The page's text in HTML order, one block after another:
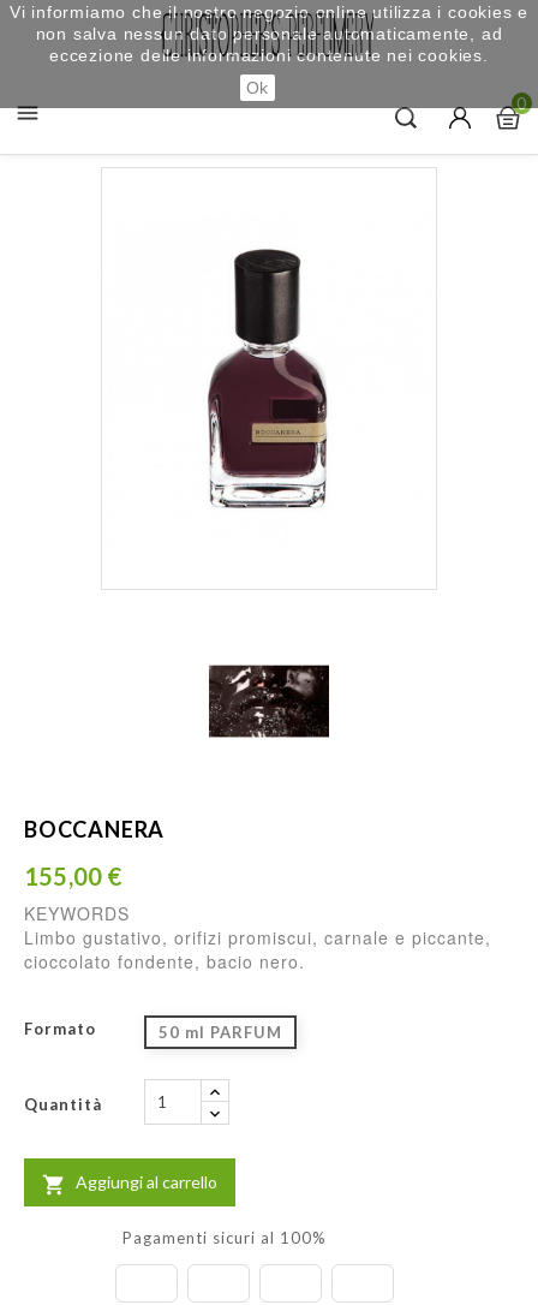
 0
BOCCANERA
155,00 €
KEYWORDS
Limbo gustativo, orifizi promiscui, carnale e piccante,
cioccolato fondente, bacio nero.
Formato 50 ml PARFUM
Quantità
 Aggiungi al carrello
Pagamenti sicuri al 100%
Vi informiamo che il nostro negozio online utilizza i cookies e
non salva nessun dato personale automaticamente, ad
eccezione delle informazioni contenute nei cookies.
Ok